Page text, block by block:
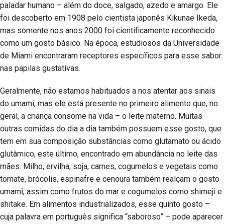
paladar humano – além do doce, salgado, azedo e amargo. Ele
foi descoberto em 1908 pelo cientista japonês Kikunae Ikeda,
mas somente nos anos 2000 foi cientificamente reconhecido
como um gosto básico. Na época, estudiosos da Universidade
de Miami encontraram receptores específicos para esse sabor
nas papilas gustativas.
Geralmente, não estamos habituados a nos atentar aos sinais
do umami, mas ele está presente no primeiro alimento que, no
geral, a criança consome na vida – o leite materno. Muitas
outras comidas do dia a dia também possuem esse gosto, que
tem em sua composição substâncias como glutamato ou ácido
glutâmico, este último, encontrado em abundância no leite das
mães. Milho, ervilha, soja, carnes, cogumelos e vegetais como
tomate, brócolis, espinafre e cenoura também realçam o gosto
umami, assim como frutos do mar e cogumelos como shimeji e
shitake. Em alimentos industrializados, esse quinto gosto –
cuja palavra em português significa “saboroso” – pode aparecer